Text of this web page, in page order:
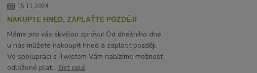
15.11.2024
NAKUPTE HNED, ZAPLAŤTE POZDĚJI
Máme pro vás skvělou zprávu! Od dnešního dne
u nás můžete nakoupit hned a zaplatit později.
Ve spolupráci s Twistem Vám nabízíme možnost
odložené plat...číst celé